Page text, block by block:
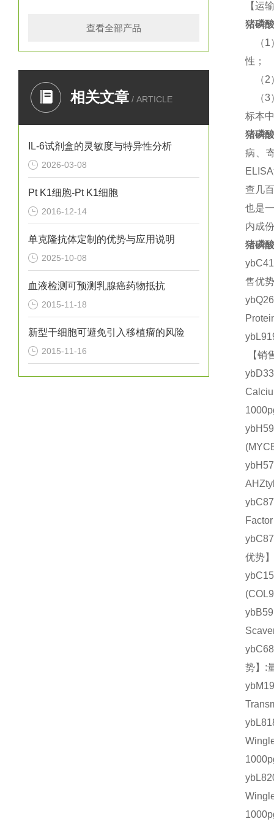
查看全部产品
相关文章 / ARTICLE
IL-6试剂盒的灵敏度与特异性分析
2026-03-08
Pt K1细胞-Pt K1细胞
2016-12-14
单克隆抗体定制的优势与应用说明
2025-10-08
血液检测可预测乳腺癌药物抵抗
2015-11-18
新型干细胞可避免引入移植瘤的风险
2015-11-16
【运
猪磷
（
性；
（
（
标本
猪磷
病、
查几
也是
内成
猪磷
售优
【销
优势
势】: